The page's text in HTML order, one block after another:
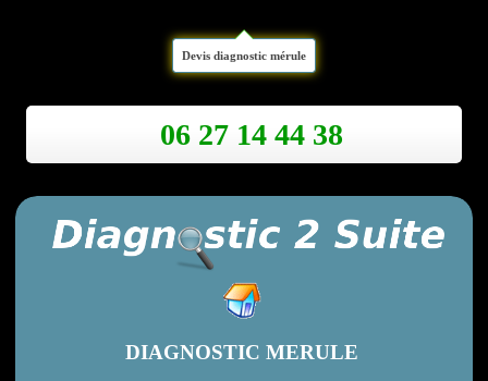
Devis diagnostic mérule
06 27 14 44 38
DIAGNOSTIC MERULE